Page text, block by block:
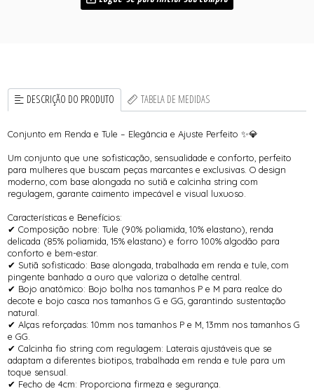
DESCRIÇÃO DO PRODUTO TABELA DE MEDIDAS
Conjunto em Renda e Tule – Elegância e Ajuste Perfeito ✨💎
Um conjunto que une sofisticação, sensualidade e conforto, perfeito
para mulheres que buscam peças marcantes e exclusivas. O design
moderno, com base alongada no sutiã e calcinha string com
regulagem, garante caimento impecável e visual luxuoso.
Características e Benefícios:
✔ Composição nobre: Tule (90% poliamida, 10% elastano), renda
delicada (85% poliamida, 15% elastano) e forro 100% algodão para
conforto e bem-estar.
✔ Sutiã sofisticado: Base alongada, trabalhada em renda e tule, com
pingente banhado a ouro que valoriza o detalhe central.
✔ Bojo anatômico: Bojo bolha nos tamanhos P e M para realce do
decote e bojo casca nos tamanhos G e GG, garantindo sustentação
natural.
✔ Alças reforçadas: 10mm nos tamanhos P e M, 13mm nos tamanhos G
e GG.
✔ Calcinha fio string com regulagem: Laterais ajustáveis que se
adaptam a diferentes biotipos, trabalhada em renda e tule para um
toque sensual.
✔ Fecho de 4cm: Proporciona firmeza e segurança.